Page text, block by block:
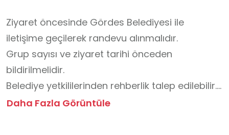
Ziyaret öncesinde Gördes Belediyesi ile
iletişime geçilerek randevu alınmalıdır.
Grup sayısı ve ziyaret tarihi önceden
bildirilmelidir.
Belediye yetkililerinden rehberlik talep edilebilir.
Kültür Evi genellikle ücretsizdir, ancak özel
Daha Fazla Görüntüle